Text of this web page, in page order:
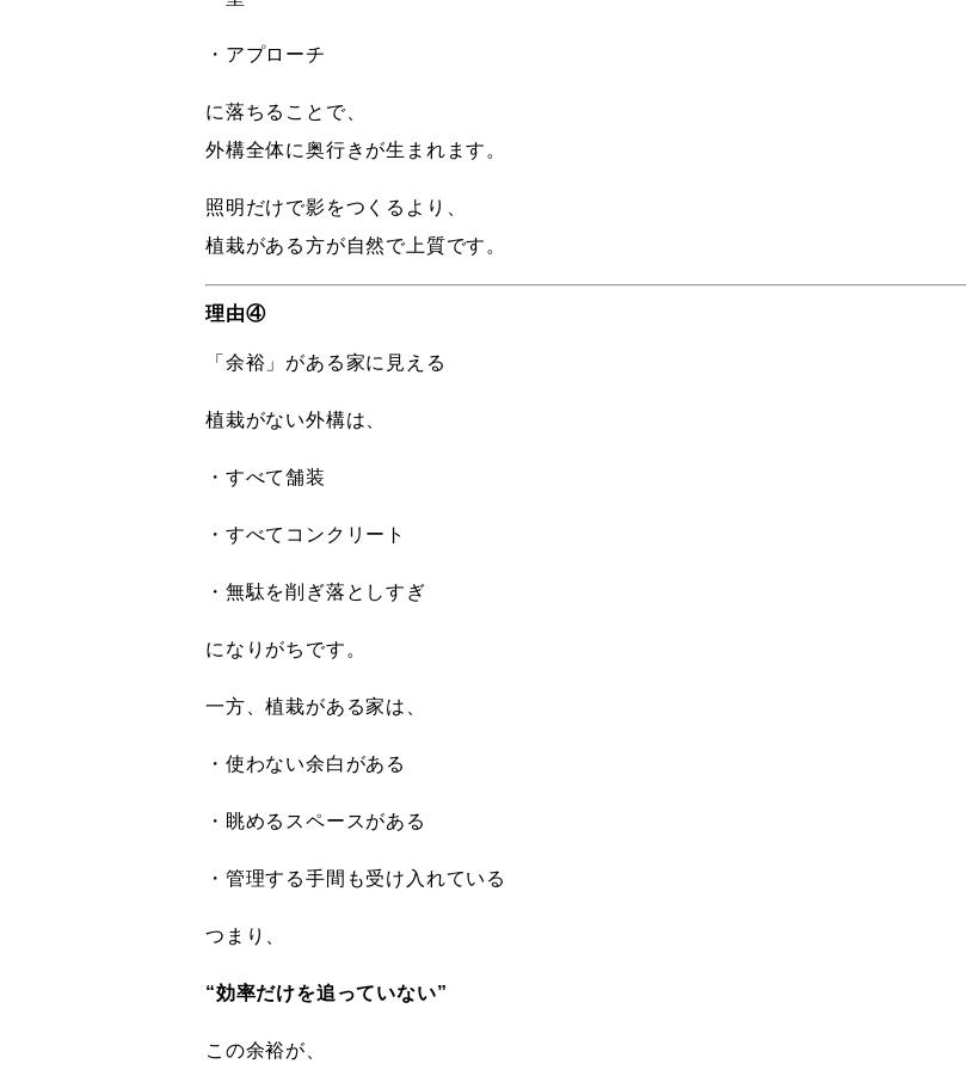
・アプローチ
に落ちることで、
外構全体に奥行きが生まれます。
照明だけで影をつくるより、
植栽がある方が自然で上質です。
理由④
「余裕」がある家に見える
植栽がない外構は、
・すべて舗装
・すべてコンクリート
・無駄を削ぎ落としすぎ
になりがちです。
一方、植栽がある家は、
・使わない余白がある
・眺めるスペースがある
・管理する手間も受け入れている
つまり、
“効率だけを追っていない”
この余裕が、